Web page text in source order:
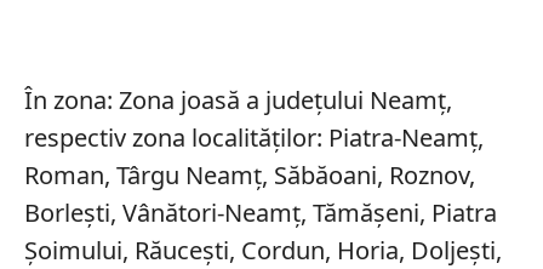
În zona: Zona joasă a județului Neamţ,
respectiv zona localităților: Piatra-Neamț,
Roman, Târgu Neamț, Săbăoani, Roznov,
Borlești, Vânători-Neamț, Tămășeni, Piatra
Șoimului, Răucești, Cordun, Horia, Doljești,